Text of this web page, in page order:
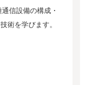
信設備の構成・
術を学びます。